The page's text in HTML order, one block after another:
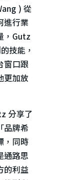
) 從
進行業
Gutz
技能，
窗口跟
更加放
分享了
品牌希
，同時
通路思
的利益